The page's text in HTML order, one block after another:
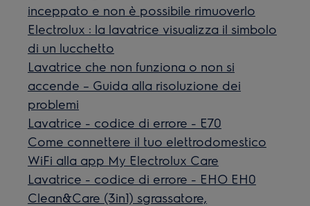
inceppato e non è possibile rimuoverlo
Electrolux : la lavatrice visualizza il simbolo
di un lucchetto
Lavatrice che non funziona o non si
accende – Guida alla risoluzione dei
problemi
Lavatrice - codice di errore - E70
Come connettere il tuo elettrodomestico
WiFi alla app My Electrolux Care
Lavatrice - codice di errore - EHO EH0
Clean&Care (3in1) sgrassatore,